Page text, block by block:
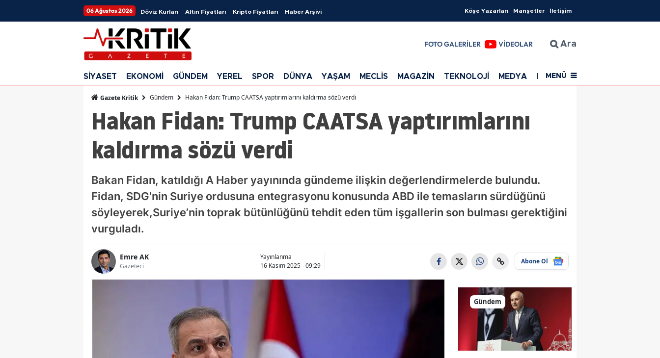
06 Ağustos 2026 Döviz Kurları Altın Fiyatları Kripto Fiyatları Haber Arşivi Köşe Yazarları Manşetler İletişim
FOTO GALERİLER VİDEOLAR Ara
SİYASET EKONOMİ GÜNDEM YEREL SPOR DÜNYA YAŞAM MECLİS MAGAZİN TEKNOLOJİ MEDYA EĞİTİM SAĞLIK
MENÜ
Gazete Kritik Gündem Hakan Fidan: Trump CAATSA yaptırımlarını kaldırma sözü verdi
Hakan Fidan: Trump CAATSA yaptırımlarını
kaldırma sözü verdi
Bakan Fidan, katıldığı A Haber yayınında gündeme ilişkin değerlendirmelerde bulundu.
Fidan, SDG'nin Suriye ordusuna entegrasyonu konusunda ABD ile temasların sürdüğünü
söyleyerek,Suriye’nin toprak bütünlüğünü tehdit eden tüm işgallerin son bulması gerektiğini
vurguladı.
Emre AK
Gazeteci
Yayınlanma
16 Kasım 2025 - 09:29
Abone Ol
Gündem